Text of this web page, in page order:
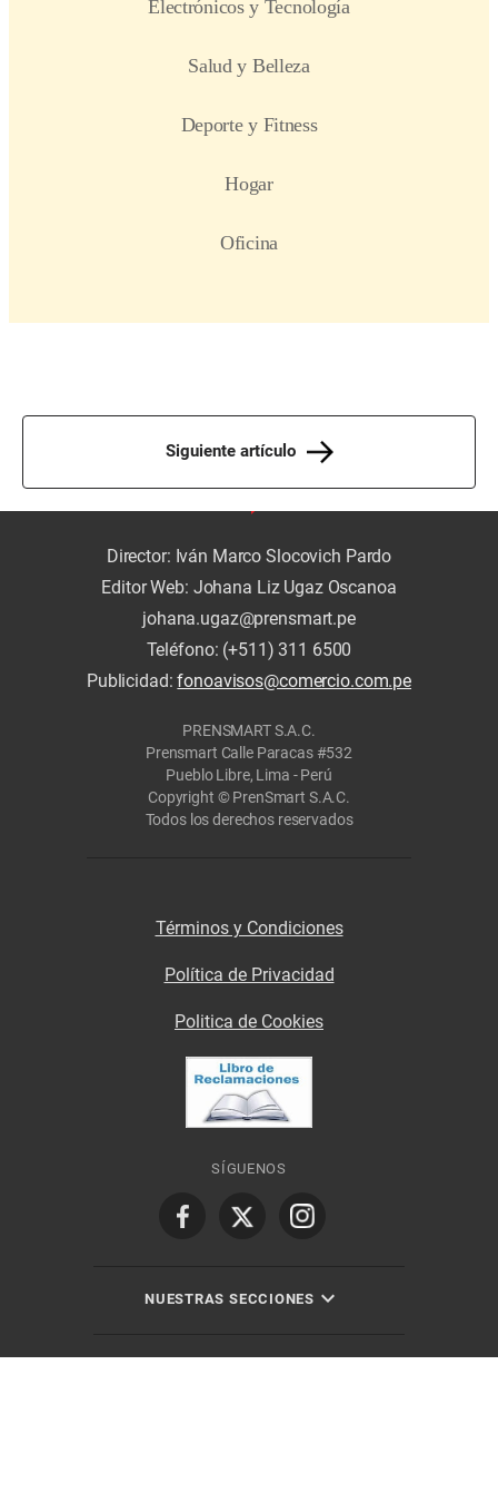
Siguiente artículo
Director: Iván Marco Slocovich Pardo
Editor Web: Johana Liz Ugaz Oscanoa
johana.ugaz@prensmart.pe
Teléfono: (+511) 311 6500
Publicidad:fonoavisos@comercio.com.pe
PRENSMART S.A.C.
Prensmart Calle Paracas #532
Pueblo Libre, Lima - Perú
Copyright © PrenSmart S.A.C.
Todos los derechos reservados
Términos y Condiciones
Política de Privacidad
Politica de Cookies
SÍGUENOS
NUESTRAS SECCIONES